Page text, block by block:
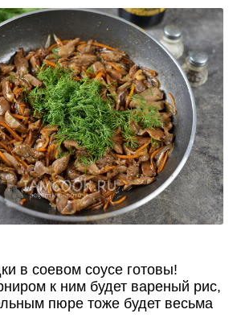
в соевом соусе готовы!
к ним будет вареный рис,
пюре тоже будет весьма